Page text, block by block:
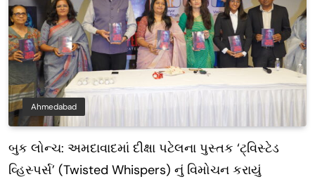
Ahmedabad
બુક લોન્ચ: અમદાવાદમાં દીક્ષા પટેલના પુસ્તક ‘ટ્વિસ્ટેડ
વ્હિસ્પર્સ’ (Twisted Whispers) નું વિમોચન કરાયું